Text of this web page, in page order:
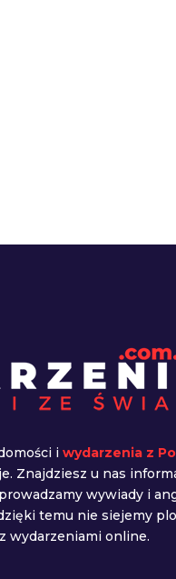
iwydarzenia z
Znajdziesz u nas
wywiady i
temu nie siejemy
wydarzeniami online.